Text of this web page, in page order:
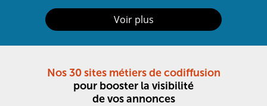
Voir plus
Nos 30 sites métiers de codiffusion
pour booster la visibilité
de vos annonces